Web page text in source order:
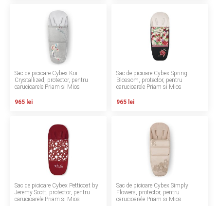
BAIE SI TOALETA
Informatii companie
Despre noi
Regulament giveaway
Showroom
Depozit
Q & A
Sac de picioare Cybex Koi
Crystallized, protector, pentru
carucioarele Priam si Mios
965 lei
Sac de picioare Cybex Spring
Blossom, protector, pentru
carucioarele Priam si Mios
965 lei
Sac de picioare Cybex Petticoat by
Jeremy Scott, protector, pentru
carucioarele Priam si Mios
Sac de picioare Cybex Simply
Flowers, protector, pentru
carucioarele Priam si Mios